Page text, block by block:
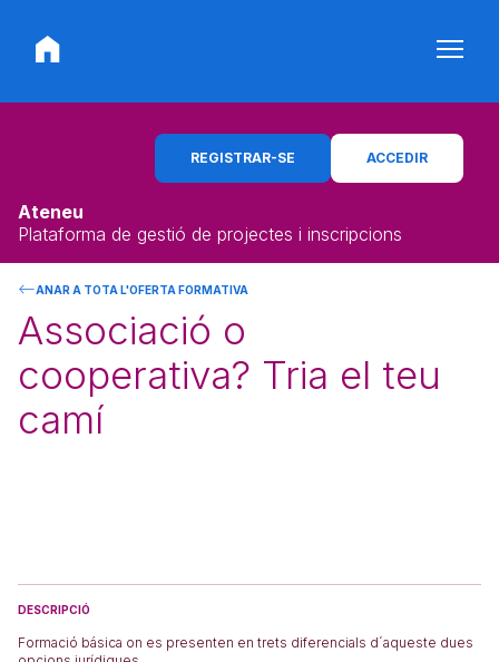
Ateneu
Plataforma de gestió de projectes i inscripcions
REGISTRAR-SE ACCEDIR
ANAR A TOTA L'OFERTA FORMATIVA
Associació o
cooperativa? Tria el teu
camí
DESCRIPCIÓ
Formació básica on es presenten en trets diferencials d´aqueste dues